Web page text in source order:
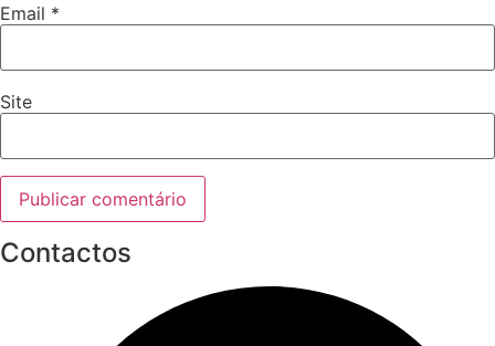
Email *
Site
Contactos